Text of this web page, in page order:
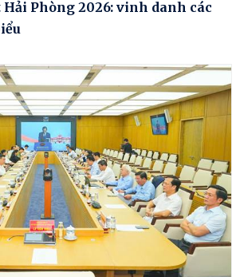
Hải Phòng 2026: vinh danh các